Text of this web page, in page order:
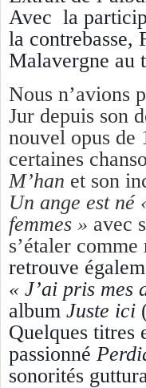
Avec la
la
Malavergne au
Nous n’avions
Jur depuis son
nouvel opus de
certaines
M’han et son
Un ange est né
femmes » avec
s’étaler
retrouve
« J’ai pris mes
album Juste ici
Quelques titres
passionné
sonorités